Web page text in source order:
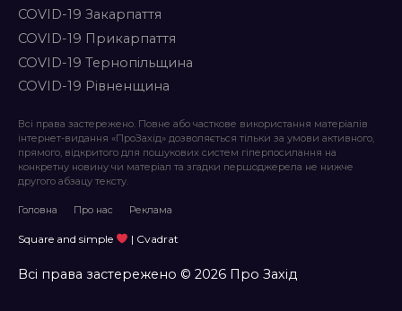
COVID-19 Закарпаття
COVID-19 Прикарпаття
COVID-19 Тернопільщина
COVID-19 Рівненщина
Всі права застережено. Повне або часткове використання матеріалів
інтернет-видання «ПроЗахід» дозволяється тільки за умови активного,
прямого, відкритого для пошукових систем гіперпосилання на
конкретну новину чи матеріал та згадки першоджерела не нижче
другого абзацу тексту.
Головна Про нас Реклама
Square and simple | Cvadrat
Всі права застережено © 2026 Про Захід